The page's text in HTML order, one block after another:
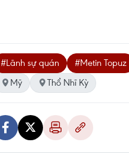
#Lãnh sự quán #Metin Topuz
Mỹ
Thổ Nhĩ Kỳ